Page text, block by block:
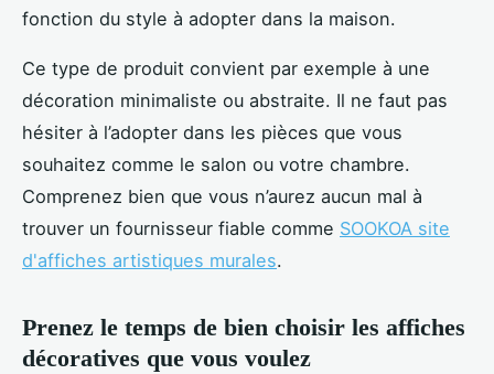
fonction du style à adopter dans la maison.
Ce type de produit convient par exemple à une
décoration minimaliste ou abstraite. Il ne faut pas
hésiter à l’adopter dans les pièces que vous
souhaitez comme le salon ou votre chambre.
Comprenez bien que vous n’aurez aucun mal à
trouver un fournisseur fiable comme SOOKOA site
d'affiches artistiques murales.
Prenez le temps de bien choisir les affiches
décoratives que vous voulez